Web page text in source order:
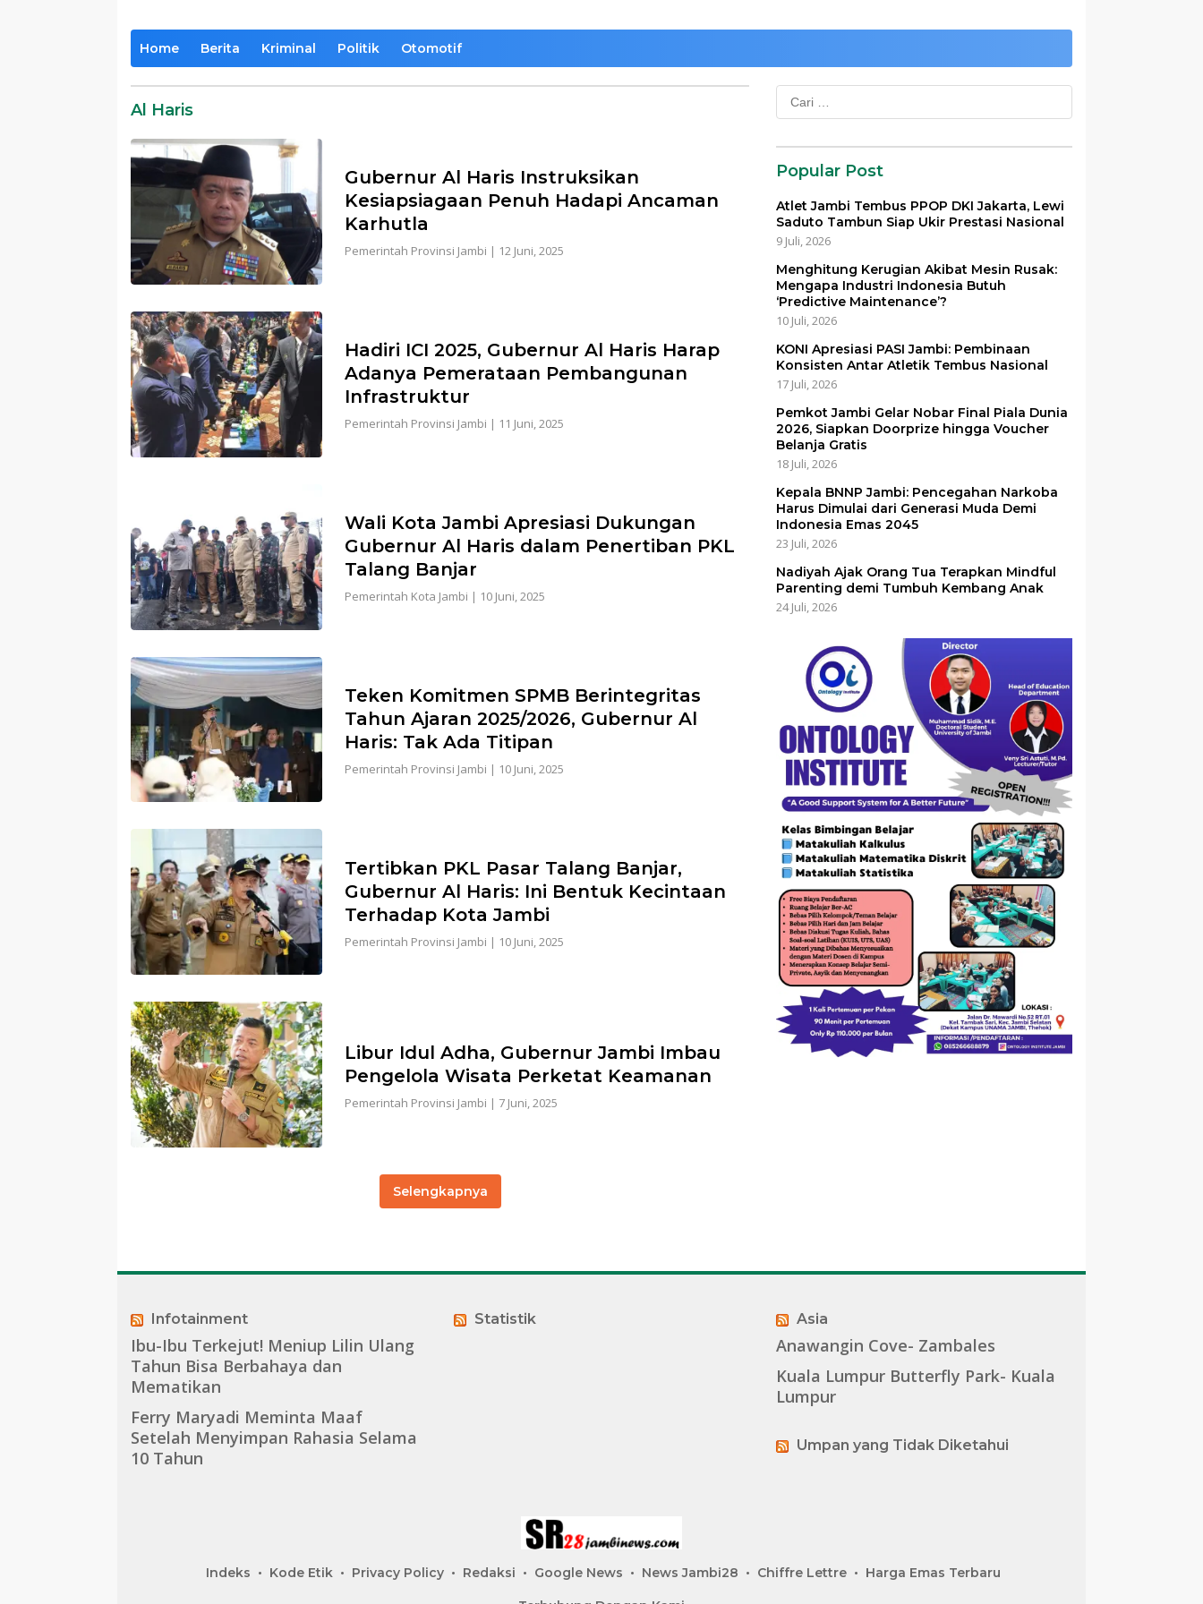
Home Berita Kriminal Politik Otomotif
Al Haris
Gubernur Al Haris Instruksikan
Kesiapsiagaan Penuh Hadapi Ancaman
Karhutla
Pemerintah Provinsi Jambi | 12 Juni, 2025
Hadiri ICI 2025, Gubernur Al Haris Harap
Adanya Pemerataan Pembangunan
Infrastruktur
Pemerintah Provinsi Jambi | 11 Juni, 2025
Wali Kota Jambi Apresiasi Dukungan
Gubernur Al Haris dalam Penertiban PKL
Talang Banjar
Pemerintah Kota Jambi | 10 Juni, 2025
Teken Komitmen SPMB Berintegritas
Tahun Ajaran 2025/2026, Gubernur Al
Haris: Tak Ada Titipan
Pemerintah Provinsi Jambi | 10 Juni, 2025
Tertibkan PKL Pasar Talang Banjar,
Gubernur Al Haris: Ini Bentuk Kecintaan
Terhadap Kota Jambi
Pemerintah Provinsi Jambi | 10 Juni, 2025
Libur Idul Adha, Gubernur Jambi Imbau
Pengelola Wisata Perketat Keamanan
Pemerintah Provinsi Jambi | 7 Juni, 2025
Selengkapnya
Cari
untuk:
Popular Post
Atlet Jambi Tembus PPOP DKI Jakarta, Lewi
Saduto Tambun Siap Ukir Prestasi Nasional
9 Juli, 2026
Menghitung Kerugian Akibat Mesin Rusak:
Mengapa Industri Indonesia Butuh
‘Predictive Maintenance’?
10 Juli, 2026
KONI Apresiasi PASI Jambi: Pembinaan
Konsisten Antar Atletik Tembus Nasional
17 Juli, 2026
Pemkot Jambi Gelar Nobar Final Piala Dunia
2026, Siapkan Doorprize hingga Voucher
Belanja Gratis
18 Juli, 2026
Kepala BNNP Jambi: Pencegahan Narkoba
Harus Dimulai dari Generasi Muda Demi
Indonesia Emas 2045
23 Juli, 2026
Nadiyah Ajak Orang Tua Terapkan Mindful
Parenting demi Tumbuh Kembang Anak
24 Juli, 2026
Infotainment
Ibu-Ibu Terkejut! Meniup Lilin Ulang
Tahun Bisa Berbahaya dan
Mematikan
Ferry Maryadi Meminta Maaf
Setelah Menyimpan Rahasia Selama
10 Tahun
Statistik Asia
Anawangin Cove- Zambales
Kuala Lumpur Butterfly Park- Kuala
Lumpur
Umpan yang Tidak Diketahui
Indeks Kode Etik Privacy Policy Redaksi Google News News Jambi28 Chiffre Lettre Harga Emas Terbaru